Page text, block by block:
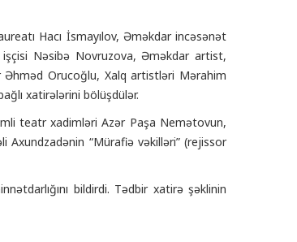
Hacı İsmayılov, Əməkdar incəsənət
Nəsibə Novruzova, Əməkdar artist,
Orucoğlu, Xalq artistləri Mərahim
xatirələrini bölüşdülər.
teatr xadimləri Azər Paşa Nemətovun,
Axundzadənin “Mürafiə vəkilləri” (rejissor
bildirdi. Tədbir xatirə şəklinin